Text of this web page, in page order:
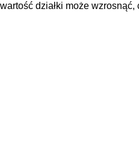
wartość działki może